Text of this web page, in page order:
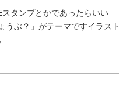
タンプとかであったらいい
うぶ？」がテーマですイラスト